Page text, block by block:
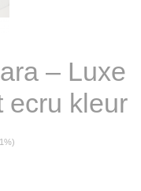
– Luxe
ecru kleur